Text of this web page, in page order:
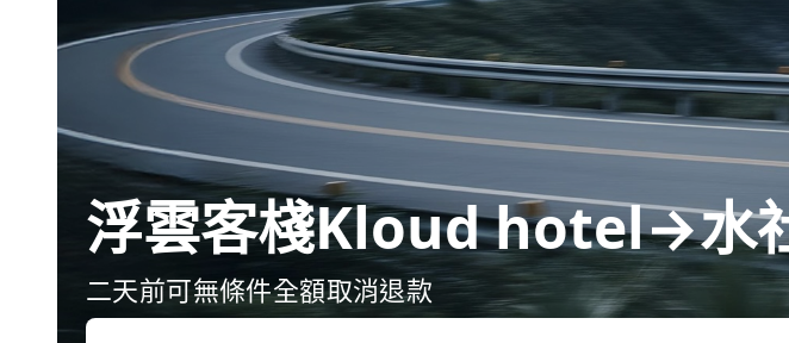
浮雲客棧Kloud hotel→水
二天前可無條件全額取消退款